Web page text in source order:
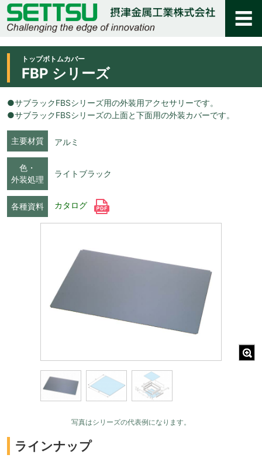
トップボトムカバー
FBP シリーズ
●サブラックFBSシリーズ用の外装用アクセサリーです。
●サブラックFBSシリーズの上面と下面用の外装カバーです。
主要材質 アルミ
色・
外装処理
ライトブラック
各種資料 カタログ
写真はシリーズの代表例になります。
ラインナップ